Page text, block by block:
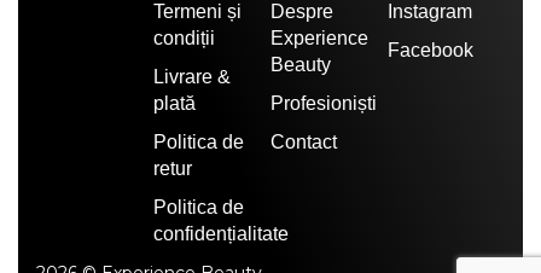
Termeni și
condiții
Livrare &
plată
Politica de
retur
Politica de
confidențialitate
Despre
Experience
Beauty
Profesioniști
Contact
Instagram
Facebook